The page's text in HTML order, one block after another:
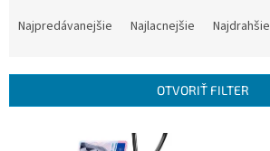
i
Najpredávanejšie Najlacnejšie Najdrahšie
OTVORIŤ FILTER